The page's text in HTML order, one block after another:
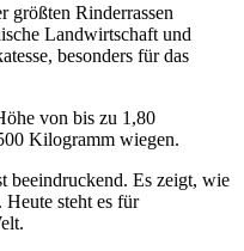
größten Rinderrassen
Landwirtschaft und
besonders für das
von bis zu 1,80
Kilogramm wiegen.
beeindruckend. Es zeigt, wie
steht es für